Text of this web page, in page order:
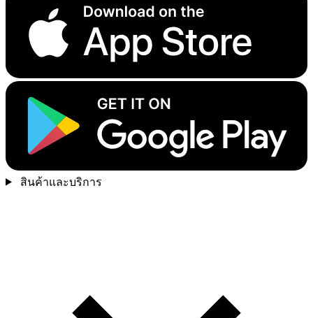
สินค้าและบริการ